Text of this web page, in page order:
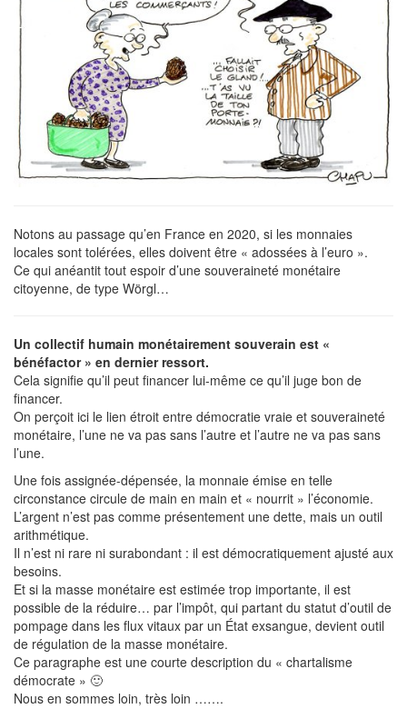
Notons au passage qu’en France en 2020, si les monnaies
locales sont tolérées, elles doivent être « adossées à l’euro ».
Ce qui anéantit tout espoir d’une souveraineté monétaire
citoyenne, de type Wörgl…
Un collectif humain monétairement souverain est «
bénéfactor » en dernier ressort.
Cela signifie qu’il peut financer lui-même ce qu’il juge bon de
financer.
On perçoit ici le lien étroit entre démocratie vraie et souveraineté
monétaire, l’une ne va pas sans l’autre et l’autre ne va pas sans
l’une.
Une fois assignée-dépensée, la monnaie émise en telle
circonstance circule de main en main et « nourrit » l’économie.
L’argent n’est pas comme présentement une dette, mais un outil
arithmétique.
Il n’est ni rare ni surabondant : il est démocratiquement ajusté aux
besoins.
Et si la masse monétaire est estimée trop importante, il est
possible de la réduire… par l’impôt, qui partant du statut d’outil de
pompage dans les flux vitaux par un État exsangue, devient outil
de régulation de la masse monétaire.
Ce paragraphe est une courte description du « chartalisme
démocrate » 🙂
Nous en sommes loin, très loin …….